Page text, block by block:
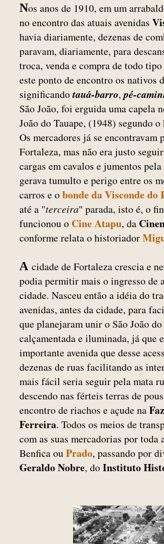
Nos anos de 1910, em um
no encontro das atuais avenidas
havia diariamente, dezenas de
paravam, diariamente, para
troca, venda e compra de todo
este ponto de encontro os nativos
significandotauá-barro,pé-
São João, foi erguida uma capela
João do Tauape, (1948) segundo
Os mercadores já se
Fortaleza, mas não era justo
cargas em cavalos e jumentos
gerava tumulto e perigo entre os
carros e obonde da Visconde do
até a "terceira" parada, isto é, o
funcionou o Cine Atapu, da
conforme relata o historiador
Acidade de Fortaleza crescia e
podia permitir mais o ingresso de
cidade. Nasceu então a idéia do
avenidas, antes da cidade, para
que planejaram unir o São João
calçamentada e iluminada, já que
importante avenida que desse
dezenas de ruas facilitando as
mais fácil seria seguir pela mata
descendo nas férteis terras de
encontro de riachos e açude na
Ferreira. Todos os meios de
com as suas mercadorias por
Benfica ouPrado, passando por
Geraldo Nobre, doInstituto